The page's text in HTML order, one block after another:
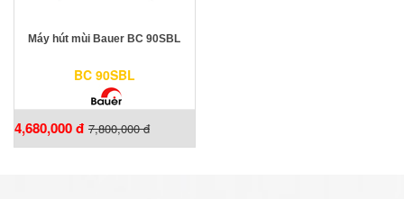
Máy hút mùi Bauer BC 90SBL
BC 90SBL
4,680,000 đ 7,800,000 đ